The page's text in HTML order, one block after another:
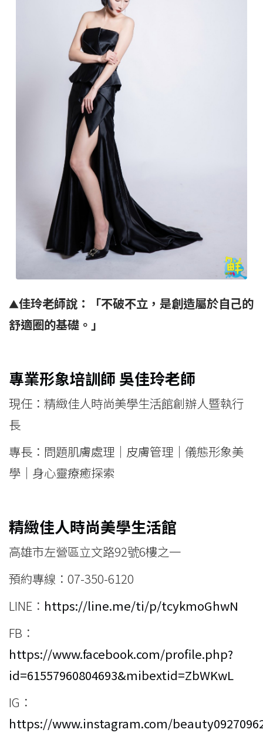
▲佳玲老師說：「不破不立，是創造屬於自己的
舒適圈的基礎。」
專業形象培訓師 吳佳玲老師
現任：精緻佳人時尚美學生活館創辦人暨執行
長
專長：問題肌膚處理｜皮膚管理｜儀態形象美
學｜身心靈療癒探索
精緻佳人時尚美學生活館
高雄市左營區立文路92號6樓之一
預約專線：07-350-6120
LINE： https://line.me/ti/p/tcykmoGhwN
FB：
https://www.facebook.com/profile.php?
id=61557960804693&mibextid=ZbWKwL
IG：
https://www.instagram.com/